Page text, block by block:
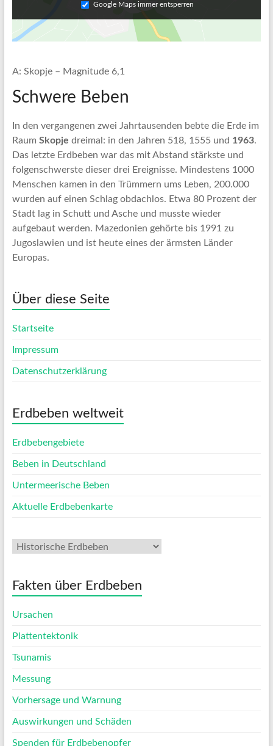
Google Maps immer entsperren
A: Skopje – Magnitude 6,1
Schwere Beben
In den vergangenen zwei Jahrtausenden bebte die Erde im
Raum Skopje dreimal: in den Jahren 518, 1555 und 1963.
Das letzte Erdbeben war das mit Abstand stärkste und
folgenschwerste dieser drei Ereignisse. Mindestens 1000
Menschen kamen in den Trümmern ums Leben, 200.000
wurden auf einen Schlag obdachlos. Etwa 80 Prozent der
Stadt lag in Schutt und Asche und musste wieder
aufgebaut werden. Mazedonien gehörte bis 1991 zu
Jugoslawien und ist heute eines der ärmsten Länder
Europas.
Über diese Seite
Startseite
Impressum
Datenschutzerklärung
Erdbeben weltweit
Erdbebengebiete
Beben in Deutschland
Untermeerische Beben
Aktuelle Erdbebenkarte
Fakten über Erdbeben
Ursachen
Plattentektonik
Tsunamis
Messung
Vorhersage und Warnung
Auswirkungen und Schäden
Spenden für Erdbebenopfer